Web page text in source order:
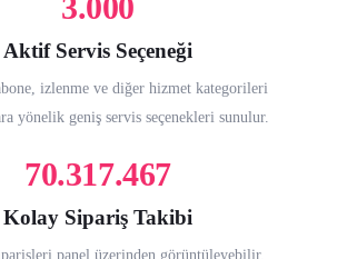
Aktif Servis Seçeneği
izlenme ve diğer hizmet kategorileri
yönelik geniş servis seçenekleri sunulur.
70.317.467
Kolay Sipariş Takibi
panel üzerinden görüntüleyebilir,